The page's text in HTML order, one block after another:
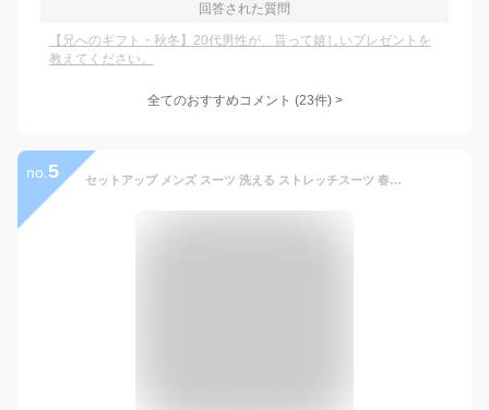
回答された質問
【兄へのギフト・秋冬】20代男性が、貰って嬉しいプレゼントを
教えてください。
全てのおすすめコメント (23件) >
no. 5 セットアップ メンズ スーツ 洗える ストレッチスーツ 春 夏 秋 冬 AWC ブランド ストレッチ カジュアルスーツ オールシーズン ビジネス ビジネススーツ ウォッシャブル 大きいサイズ 自転車 通勤 オフィス カジュアル テレワーク 婚活 M/L/LL/3L ベージュ/ネイビー/ブラック